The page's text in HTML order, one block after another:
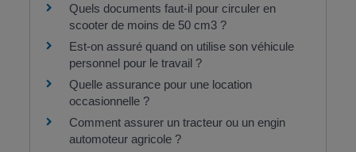
Quels documents faut-il pour circuler en
scooter de moins de 50 cm3 ?
Est-on assuré quand on utilise son véhicule
personnel pour le travail ?
Quelle assurance pour une location
occasionnelle ?
Comment assurer un tracteur ou un engin
automoteur agricole ?